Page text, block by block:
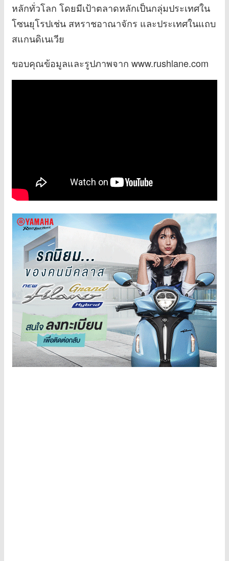
หลักทั่วโลก โดยมีเป้าตลาดหลักเป็นกลุ่มประเทศใน
โซนยุโรปเช่น สหราชอาณาจักร และประเทศในแถบ
สแกนดิเนเวีย
ขอบคุณข้อมูลและรูปภาพจาก www.rushlane.com